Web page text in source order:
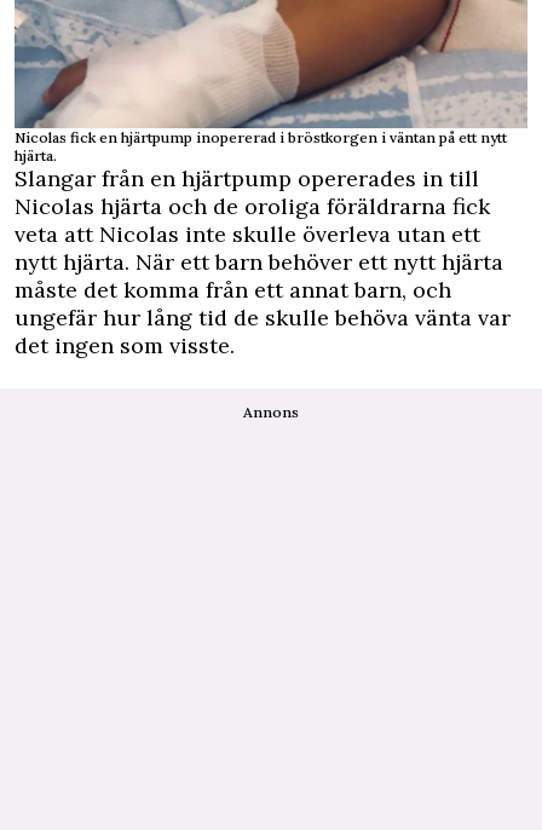
Nicolas fick en hjärtpump inopererad i bröstkorgen i väntan på ett nytt
hjärta.
Slangar från en hjärtpump opererades in till
Nicolas hjärta och de oroliga föräldrarna fick
veta att Nicolas inte skulle överleva utan ett
nytt hjärta. När ett barn behöver ett nytt hjärta
måste det komma från ett annat barn, och
ungefär hur lång tid de skulle behöva vänta var
det ingen som visste.
Annons